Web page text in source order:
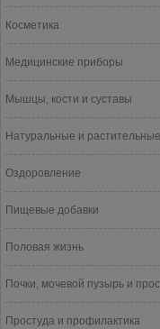
Косметика
Медицинские приборы
Мышцы, кости и суставы
Натуральные и
Оздоровление
Пищевые добавки
Половая жизнь
Почки, мочевой пузырь и
Простуда и профилактика